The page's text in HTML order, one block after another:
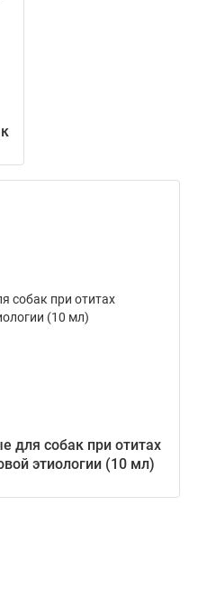
собак при отитах
этиологии (10 мл)